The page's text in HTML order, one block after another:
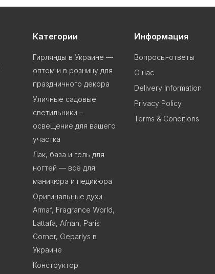
Категории
Гирлянды в Украине —
оптом и в розницу для
праздничного декора
Уличные садовые
светильники –
освещение для вашего
участка
Лак, база и гель для
ногтей — всё для
маникюра и педикюра
Оригинальные духи
Armaf, Fragrance World,
Lattafa, Afnan, Paris
Corner, Geparlys в
Украине
Конструктор
Информация
Вопросы-ответы
О нас
Delivery Information
Privacy Policy
Terms & Conditions